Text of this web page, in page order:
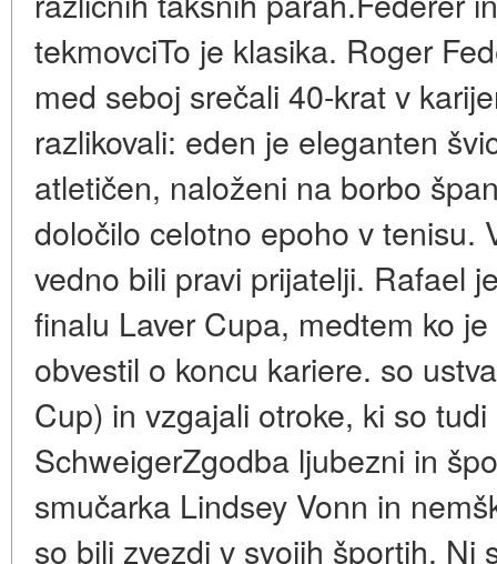
tekmovciTo je klasika. Roger
med seboj srečali 40-krat v
razlikovali: eden je eleganten
atletičen, naloženi na borbo
določilo celotno epoho v tenisu.
vedno bili pravi prijatelji. Rafael
finalu Laver Cupa, medtem ko
obvestil o koncu kariere. so
Cup) in vzgajali otroke, ki so
SchweigerZgodba ljubezni in
smučarka Lindsey Vonn in
so bili zvezdi v svojih športih. Ni